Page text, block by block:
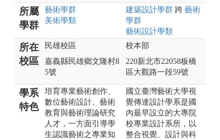
所屬
學群
藝術學群
美術學類
建築設計學群 跨 藝術
學群
藝術設計學類
所在
校區
民雄校區
嘉義縣民雄鄉文隆村8
5號
校本部
220新北市22058板橋
區大觀路一段59號
學系
特色
培育專業藝術創作、
數位藝術設計、藝術
教育與藝術理論研究
人才，一方面引導學
生認識藝術之專業知
國立臺灣藝術大學視
覺傳達設計學系是國
內最早設立的大專院
校專業設計系所，以
整合視覺、設計與科